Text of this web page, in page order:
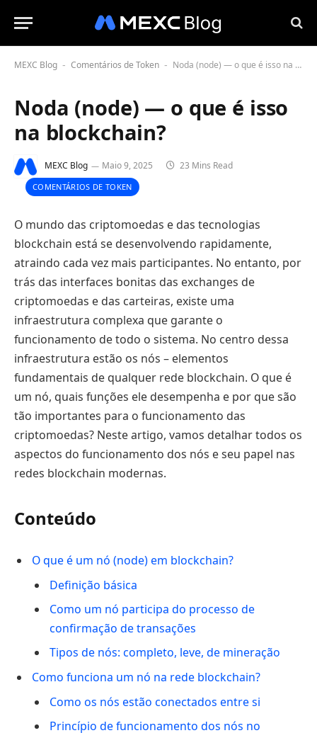
MEXC Blog - Comentários de Token - Noda (node) — o que é isso na blockchain?
Noda (node) — o que é isso
na blockchain?
MEXC Blog Maio 9, 2025 23 Mins Read
COMENTÁRIOS DE TOKEN
O mundo das criptomoedas e das tecnologias
blockchain está se desenvolvendo rapidamente,
atraindo cada vez mais participantes. No entanto, por
trás das interfaces bonitas das exchanges de
criptomoedas e das carteiras, existe uma
infraestrutura complexa que garante o
funcionamento de todo o sistema. No centro dessa
infraestrutura estão os nós – elementos
fundamentais de qualquer rede blockchain. O que é
um nó, quais funções ele desempenha e por que são
tão importantes para o funcionamento das
criptomoedas? Neste artigo, vamos detalhar todos os
aspectos do funcionamento dos nós e seu papel nas
redes blockchain modernas.
Conteúdo
O que é um nó (node) em blockchain?
Definição básica
Como um nó participa do processo de
confirmação de transações
Tipos de nós: completo, leve, de mineração
Como funciona um nó na rede blockchain?
Como os nós estão conectados entre si
Princípio de funcionamento dos nós no